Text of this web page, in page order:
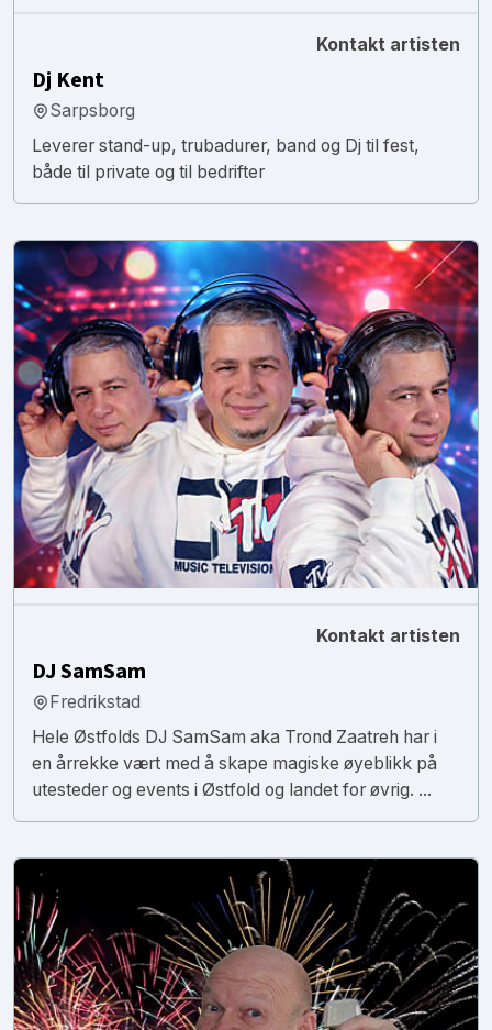
Kontakt artisten
Dj Kent
Sarpsborg
Leverer stand-up, trubadurer, band og Dj til fest,
både til private og til bedrifter
Kontakt artisten
DJ SamSam
Fredrikstad
Hele Østfolds DJ SamSam aka Trond Zaatreh har i
en årrekke vært med å skape magiske øyeblikk på
utesteder og events i Østfold og landet for øvrig. ...